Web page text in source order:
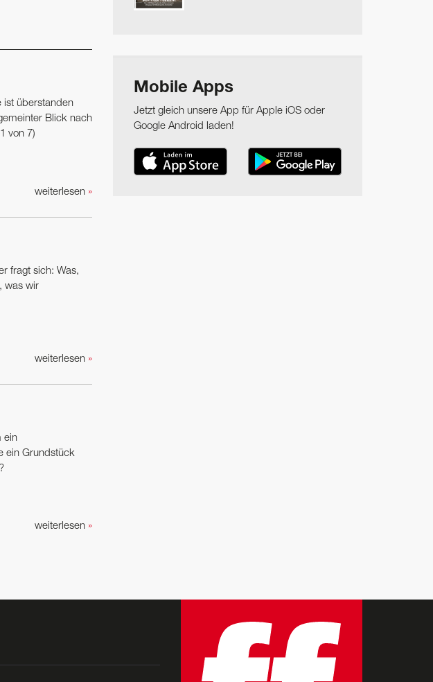
ist ­überstanden
Blick nach
von 7)
weiterlesen »
fragt sich: Was,
was wir
weiterlesen »
ein
ein Grundstück
weiterlesen »
Mobile Apps
Jetzt gleich unsere App für Apple iOS oder
Google Android laden!